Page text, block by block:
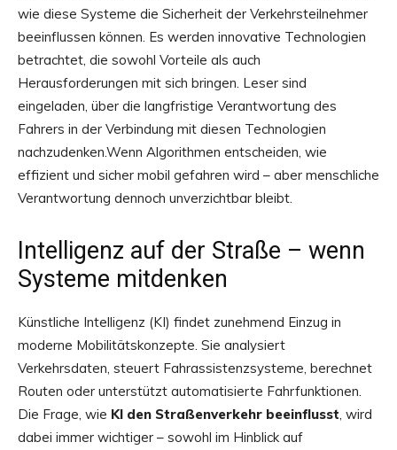
wie diese Systeme die Sicherheit der Verkehrsteilnehmer
beeinflussen können. Es werden innovative Technologien
betrachtet, die sowohl Vorteile als auch
Herausforderungen mit sich bringen. Leser sind
eingeladen, über die langfristige Verantwortung des
Fahrers in der Verbindung mit diesen Technologien
nachzudenken.Wenn Algorithmen entscheiden, wie
effizient und sicher mobil gefahren wird – aber menschliche
Verantwortung dennoch unverzichtbar bleibt.
Intelligenz auf der Straße – wenn
Systeme mitdenken
Künstliche Intelligenz (KI) findet zunehmend Einzug in
moderne Mobilitätskonzepte. Sie analysiert
Verkehrsdaten, steuert Fahrassistenzsysteme, berechnet
Routen oder unterstützt automatisierte Fahrfunktionen.
Die Frage, wie KI den Straßenverkehr beeinflusst , wird
dabei immer wichtiger – sowohl im Hinblick auf